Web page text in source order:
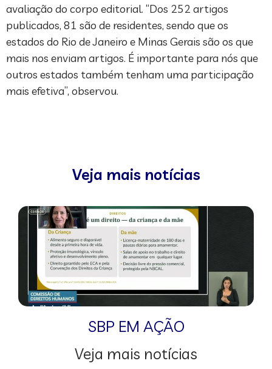
avaliação do corpo editorial. “Dos 252 artigos
publicados, 81 são de residentes, sendo que os
estados do Rio de Janeiro e Minas Gerais são os que
mais nos enviam artigos. É importante para nós que
outros estados também tenham uma participação
mais efetiva”, observou.
Veja mais notícias
SBP EM AÇÃO
Veja mais notícias